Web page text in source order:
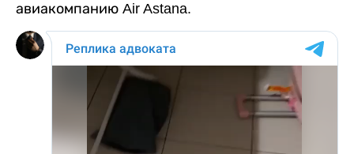
авиакомпанию Air Astana.